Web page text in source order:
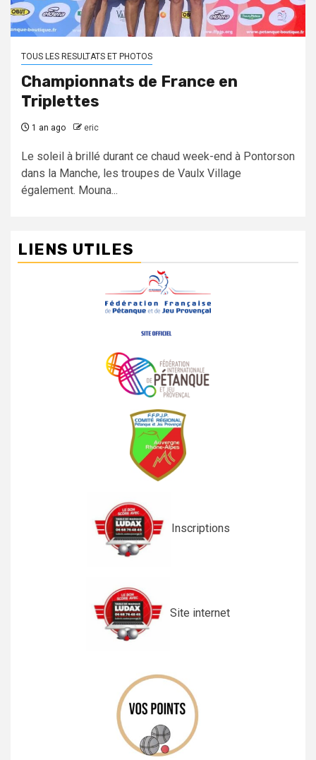
TOUS LES RESULTATS ET PHOTOS
Championnats de France en
Triplettes
1 an ago eric
Le soleil à brillé durant ce chaud week-end à Pontorson
dans la Manche, les troupes de Vaulx Village
également. Mouna...
LIENS UTILES
Inscriptions
Site internet